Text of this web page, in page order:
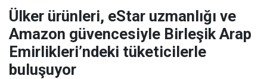
Ülker ürünleri, eStar uzmanlığı ve
Amazon güvencesiyle Birleşik Arap
Emirlikleri’ndeki tüketicilerle
buluşuyor